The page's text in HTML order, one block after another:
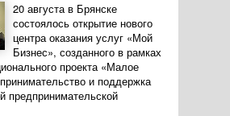
20 августа в Брянске
состоялось открытие нового
центра оказания услуг «Мой
Бизнес», созданного в рамках
проекта «Малое
и поддержка
предпринимательской